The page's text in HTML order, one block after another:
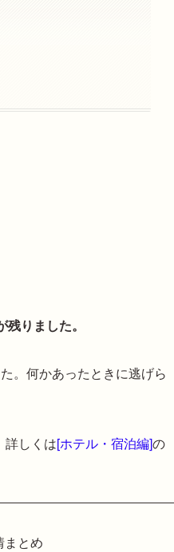
りました。
。何かあったときに逃げら
詳しくは[ホテル・宿泊編]の
まとめ